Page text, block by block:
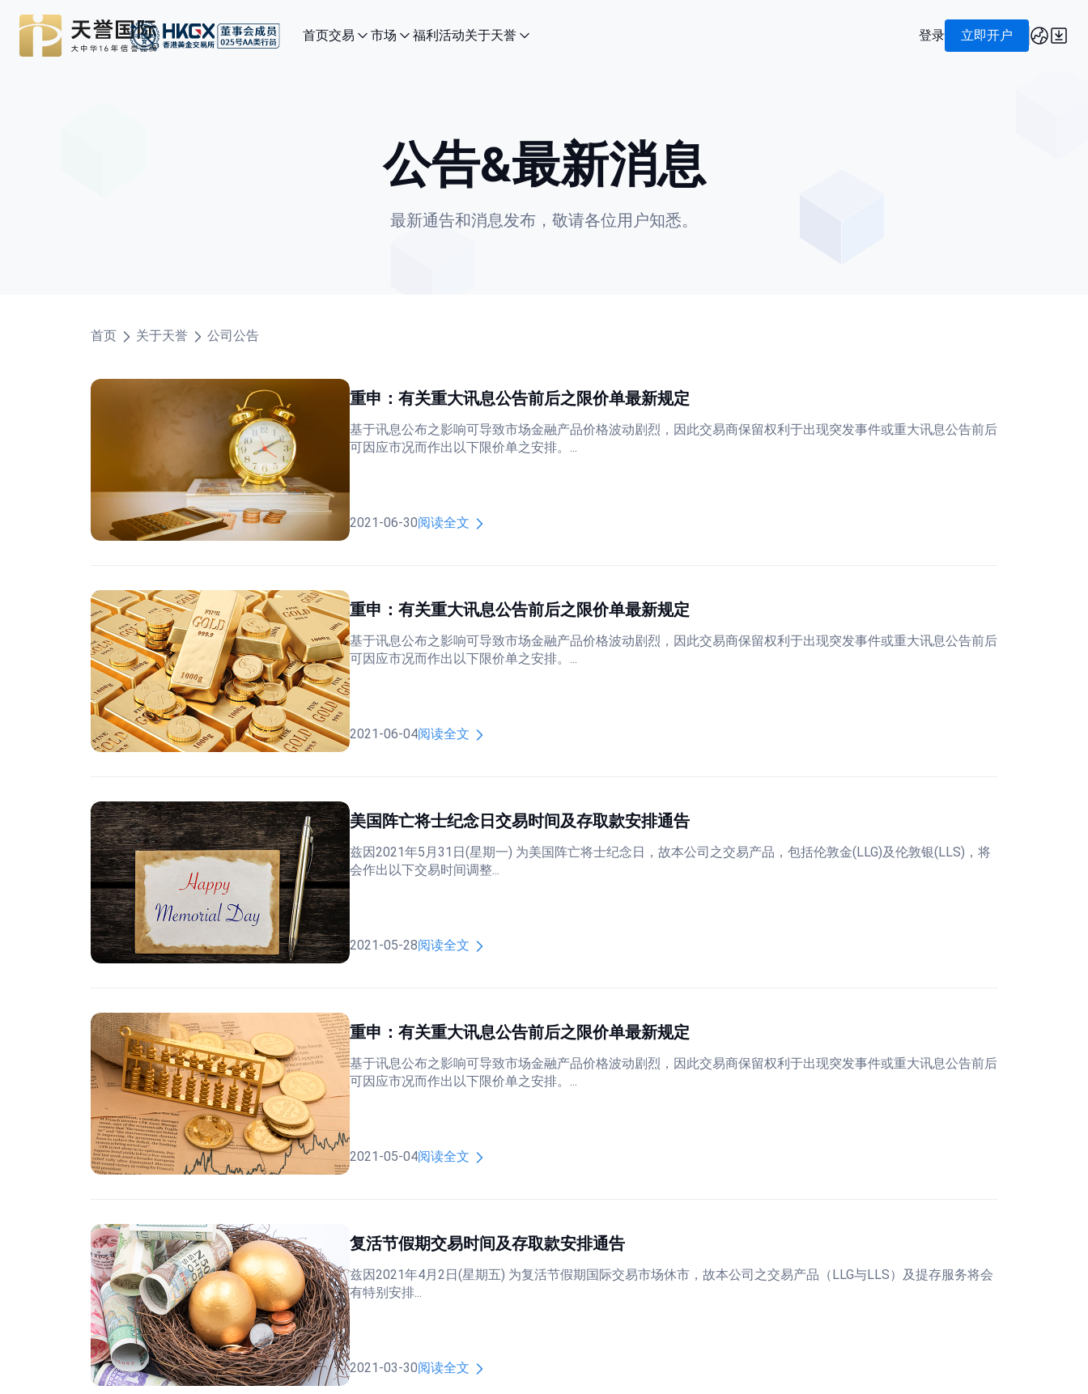
首页交易 市场 福利活动关于天誉 登录 立即开户
公告&最新消息
最新通告和消息发布，敬请各位用户知悉。
首页 关于天誉 公司公告
重申：有关重大讯息公告前后之限价单最新规定
基于讯息公布之影响可导致市场金融产品价格波动剧烈，因此交易商保留权利于出现突发事件或重大讯息公告前后
可因应市况而作出以下限价单之安排。...
2021-06-30阅读全文
重申：有关重大讯息公告前后之限价单最新规定
基于讯息公布之影响可导致市场金融产品价格波动剧烈，因此交易商保留权利于出现突发事件或重大讯息公告前后
可因应市况而作出以下限价单之安排。...
2021-06-04阅读全文
美国阵亡将士纪念日交易时间及存取款安排通告
兹因2021年5月31日(星期一) 为美国阵亡将士纪念日，故本公司之交易产品，包括伦敦金(LLG)及伦敦银(LLS)，将
会作出以下交易时间调整...
2021-05-28阅读全文
重申：有关重大讯息公告前后之限价单最新规定
基于讯息公布之影响可导致市场金融产品价格波动剧烈，因此交易商保留权利于出现突发事件或重大讯息公告前后
可因应市况而作出以下限价单之安排。...
2021-05-04阅读全文
复活节假期交易时间及存取款安排通告
兹因2021年4月2日(星期五) 为复活节假期国际交易市场休市，故本公司之交易产品（LLG与LLS）及提存服务将会
有特别安排...
2021-03-30阅读全文